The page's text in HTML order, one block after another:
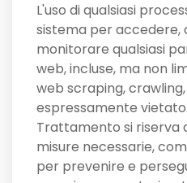
L'uso di qualsiasi
sistema per accedere,
monitorare qualsiasi
web, incluse, ma non
web scraping,
espressamente
Trattamento si riserva
misure necessarie,
per prevenire e